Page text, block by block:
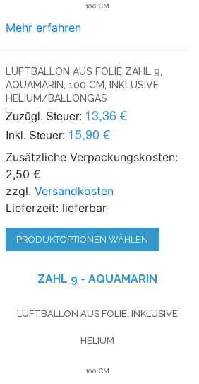
100 CM
Mehr erfahren
LUFTBALLON AUS FOLIE ZAHL 9,
AQUAMARIN, 100 CM, INKLUSIVE
HELIUM/BALLONGAS
Zuzügl. Steuer: 13,36 €
Inkl. Steuer: 15,90 €
Zusätzliche Verpackungskosten:
2,50 €
zzgl.Versandkosten
Lieferzeit: lieferbar
PRODUKTOPTIONEN WÄHLEN
ZAHL 9 - AQUAMARIN
LUFTBALLON AUS FOLIE, INKLUSIVE
HELIUM
100 CM